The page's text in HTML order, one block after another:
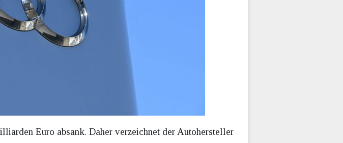
Euro absank. Daher verzeichnet der Autohersteller